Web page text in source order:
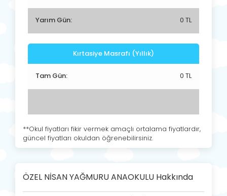
Yarım Gün: 0 TL
Kırtasiye Masrafı (Yıllık)
Tam Gün: 0 TL
**Okul fiyatları fikir vermek amaçlı ortalama fiyatlardır,
güncel fiyatları okuldan öğrenebilirsiniz.
ÖZEL NİSAN YAĞMURU ANAOKULU Hakkında